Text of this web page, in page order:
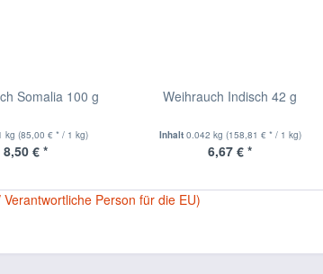
Somalia 100 g
kg(85,00 € * / 1 kg)
8,50 € *
Weihrauch Indisch 42 g
Inhalt 0.042 kg (158,81 € * / 1 kg)
6,67 € *
Person für die EU)